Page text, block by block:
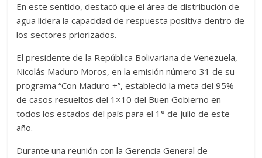
En este sentido, destacó que el área de distribución de
agua lidera la capacidad de respuesta positiva dentro de
los sectores priorizados.
El presidente de la República Bolivariana de Venezuela,
Nicolás Maduro Moros, en la emisión número 31 de su
programa “Con Maduro +”, estableció la meta del 95%
de casos resueltos del 1×10 del Buen Gobierno en
todos los estados del país para el 1° de julio de este
año.
Durante una reunión con la Gerencia General de